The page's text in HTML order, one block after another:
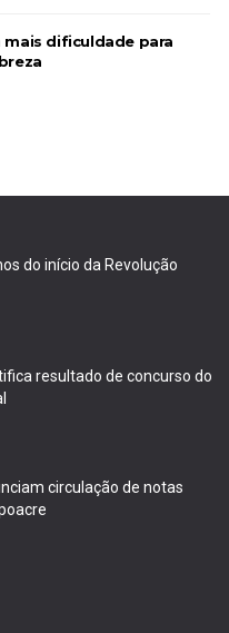
mais dificuldade para
do início da Revolução
resultado de concurso do
circulação de notas